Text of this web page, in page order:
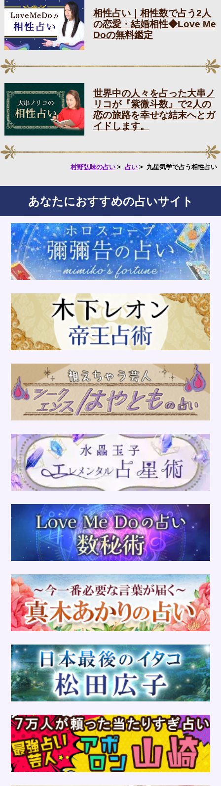
相性占い｜相性数で占う2人
の恋愛・結婚相性◆Love Me
Doの無料鑑定
世界中の人々を占った大串ノ
リコが『紫微斗数』で2人の
恋の旅路を幸せな結末へとガ
イドします。
村野弘味の占い 占い 九星気学で占う相性占い
あなたにおすすめの占いサイト